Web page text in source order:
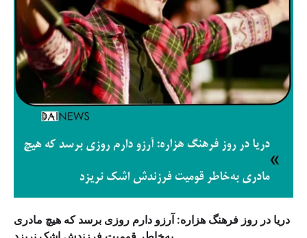
دریا در روز فرهنگ هزاره: آرزو دارم روزی برسد که هیچ مادری